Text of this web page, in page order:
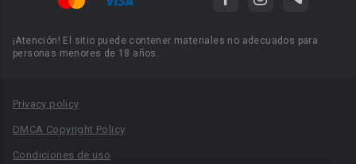
¡Atención! El sitio puede contener materiales no adecuados para
personas menores de 18 años.
Privacy policy
DMCA Copyright Policy
Condiciones de uso